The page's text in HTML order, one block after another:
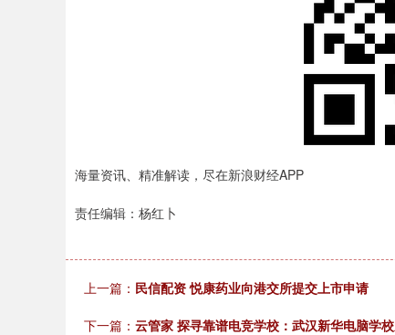
海量资讯、精准解读，尽在新浪财经APP
责任编辑：杨红卜
上一篇： 民信配资 悦康药业向港交所提交上市申请
下一篇： 云管家 探寻靠谱电竞学校：武汉新华电脑学